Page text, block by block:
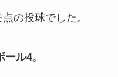
の投球でした。
ール4。